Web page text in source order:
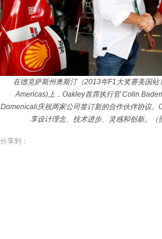
在德克萨斯州奥斯汀（2013年F1大奖赛美国
Americas)上，Oakley首席执行官 Colin
Domenicali庆祝两家公司签订新的合作伙伴协议。
享设计理念、技术进步、灵感和创新。（
分享到：